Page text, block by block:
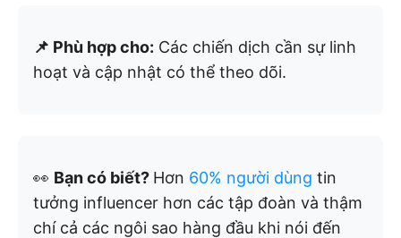
📌 Phù hợp cho: Các chiến dịch cần sự linh
hoạt và cập nhật có thể theo dõi.
👀 Bạn có biết? Hơn 60% người dùng tin
tưởng influencer hơn các tập đoàn và thậm
chí cả các ngôi sao hàng đầu khi nói đến